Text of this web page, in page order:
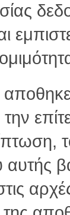
την
αυτής